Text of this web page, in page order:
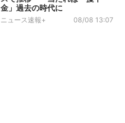
金」過去の時代に
ニュース速報+ 08/08 13:07